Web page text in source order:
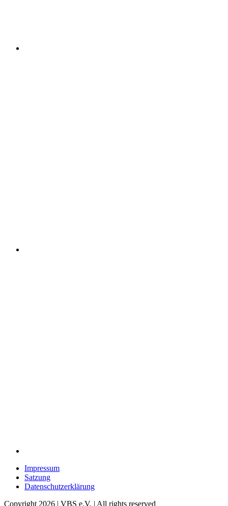
Impressum
Satzung
Datenschutzerklärung
Copyright 2026 | VBS e.V. | All rights reserved